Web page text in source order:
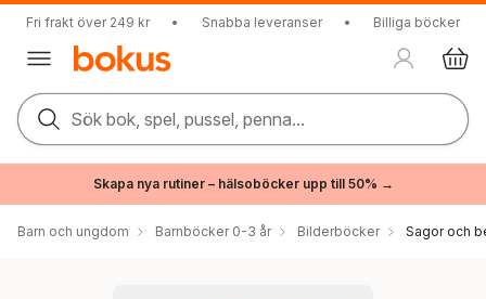
Fri frakt över 249 kr • Snabba leveranser • Billiga böcker
Sök bok, spel, pussel, penna...
Skapa nya rutiner – hälsoböcker upp till 50% →
Barn och ungdom Barnböcker 0-3 år Bilderböcker Sagor och